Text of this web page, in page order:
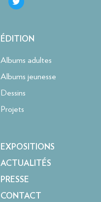
ÉDITION
Albums adultes
Albums jeunesse
Dessins
Projets
EXPOSITIONS
ACTUALITÉS
PRESSE
CONTACT